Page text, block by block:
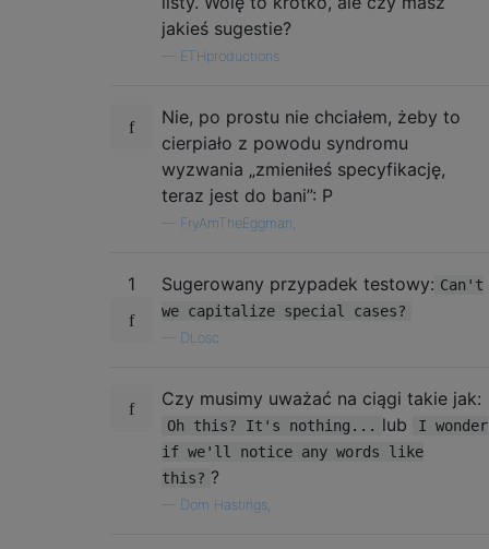
jakieś sugestie?
ETHproductions
Nie, po prostu nie chciałem, żeby to
cierpiało z powodu syndromu
wyzwania „zmieniłeś specyfikację,
teraz jest do bani”: P
FryAmTheEggman,
1 Sugerowany przypadek testowy: Can't
we capitalize special cases?
DLosc
Czy musimy uważać na ciągi takie jak:
Oh this? It's nothing... lub
I wonder
if we'll notice any words like
this? ?
Dom Hastings,